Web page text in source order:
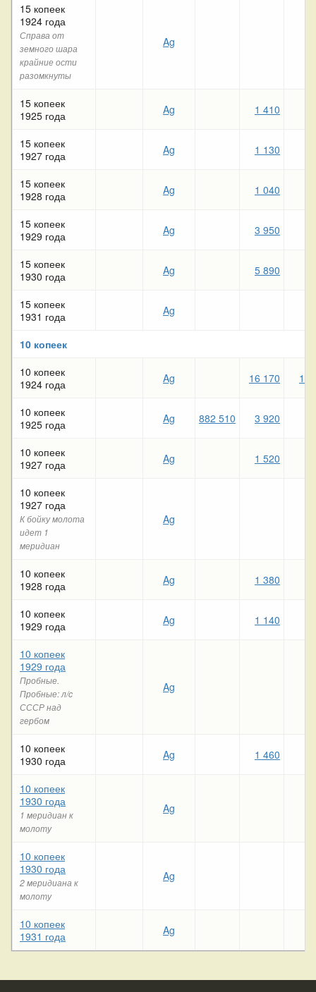
15 копеек
1924 года
Справа от
земного шара
крайние ости
разомкнуты
Ag
15 копеек
1925 года
Ag 1 410
15 копеек
1927 года
Ag 1 130
15 копеек
1928 года
Ag 1 040
15 копеек
1929 года
Ag 3 950
15 копеек
1930 года
Ag 5 890
15 копеек
1931 года
Ag
10 копеек
10 копеек
1924 года
Ag 16 170 1
10 копеек
1925 года
Ag 882 510 3 920
10 копеек
1927 года
Ag 1 520
10 копеек
1927 года
К бойку молота
идет 1
меридиан
Ag
10 копеек
1928 года
Ag 1 380
10 копеек
1929 года
Ag 1 140
10 копеек
1929 года
Пробные.
Пробные: л/c
СССР над
гербом
Ag
10 копеек
1930 года
Ag 1 460
10 копеек
1930 года
1 меридиан к
молоту
Ag
10 копеек
1930 года
2 меридиана к
молоту
Ag
10 копеек
1931 года
Ag